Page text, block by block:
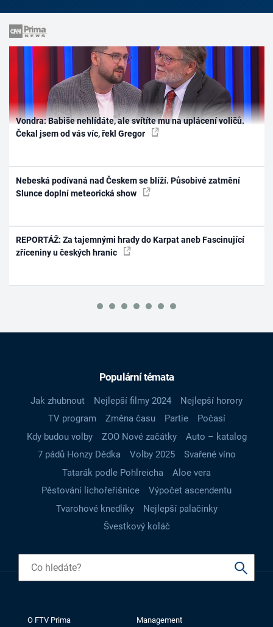
Vondra: Babiše nehlídáte, ale svítíte mu na uplácení voličů.
Čekal jsem od vás víc, řekl Gregor
Nebeská podívaná nad Českem se blíží. Působivé zatmění
Slunce doplní meteorická show
REPORTÁŽ: Za tajemnými hrady do Karpat aneb Fascinující
zříceniny u českých hranic
Populární témata
Jak zhubnout Nejlepší filmy 2024
Nejlepší horory
TV program
Změna času Partie
Počasí
Kdy budou volby
ZOO Nové začátky
Auto – katalog
7 pádů Honzy Dědka
Volby 2025
Svařené víno
Tatarák podle Pohlreicha
Aloe vera
Pěstování lichořeřišnice
Výpočet ascendentu
Tvarohové knedlíky
Nejlepší palačinky
Švestkový koláč
O FTV Prima Management